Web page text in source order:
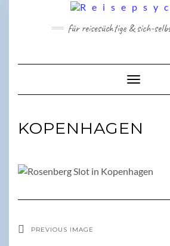
für reisesüchtige & sich-
Toggle
KOPENHAGEN
PREVIOUS IMAGE